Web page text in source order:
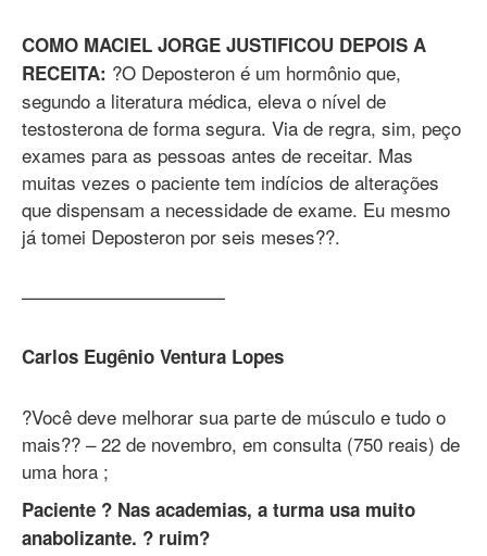
COMO MACIEL JORGE JUSTIFICOU DEPOIS A
RECEITA: ?O Deposteron é um hormônio que,
segundo a literatura médica, eleva o nível de
testosterona de forma segura. Via de regra, sim, peço
exames para as pessoas antes de receitar. Mas
muitas vezes o paciente tem indícios de alterações
que dispensam a necessidade de exame. Eu mesmo
já tomei Deposteron por seis meses??.
———————————
Carlos Eugênio Ventura Lopes
?Você deve melhorar sua parte de músculo e tudo o
mais?? – 22 de novembro, em consulta (750 reais) de
uma hora ;
Paciente ? Nas academias, a turma usa muito
anabolizante. ? ruim?